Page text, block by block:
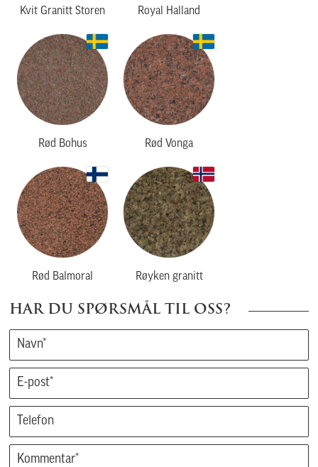
Kvit Granitt Storen Royal Halland
Rød Bohus Rød Vonga
Rød Balmoral Røyken granitt
HAR DU SPØRSMÅL TIL OSS?